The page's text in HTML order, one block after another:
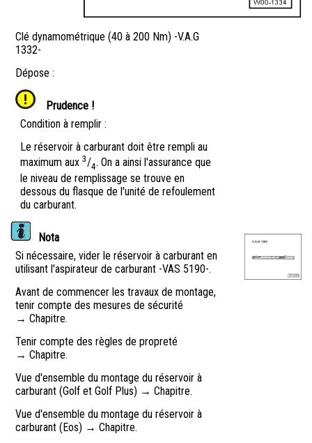
Clé dynamométrique (40 à 200 Nm) -V.A.G
1332-
Dépose :
Prudence !
Condition à remplir :
Le réservoir à carburant doit être rempli au
maximum aux 3/4. On a ainsi l'assurance que
le niveau de remplissage se trouve en
dessous du flasque de l'unité de refoulement
du carburant.
Nota
Si nécessaire, vider le réservoir à carburant en
utilisant l'aspirateur de carburant -VAS 5190-.
Avant de commencer les travaux de montage,
tenir compte des mesures de sécurité
→ Chapitre.
Tenir compte des règles de propreté
→ Chapitre.
Vue d'ensemble du montage du réservoir à
carburant (Golf et Golf Plus) → Chapitre.
Vue d'ensemble du montage du réservoir à
carburant (Eos) → Chapitre.